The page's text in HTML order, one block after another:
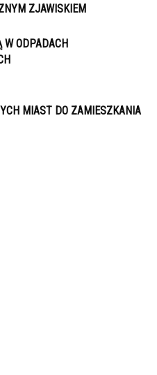
ZJAWISKIEM
W ODPADACH
MIAST DO ZAMIESZKANIA